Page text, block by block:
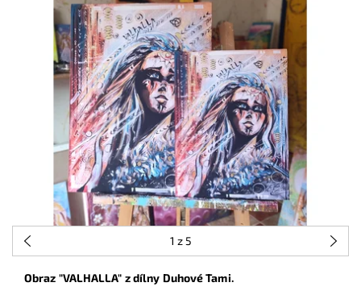
1 z 5
Obraz "VALHALLA" z dílny Duhové Tami.